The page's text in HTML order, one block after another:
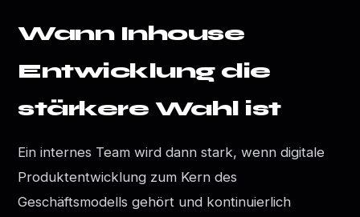
Wann Inhouse
Entwicklung die
stärkere Wahl ist
Ein internes Team wird dann stark, wenn digitale
Produktentwicklung zum Kern des
Geschäftsmodells gehört und kontinuierlich